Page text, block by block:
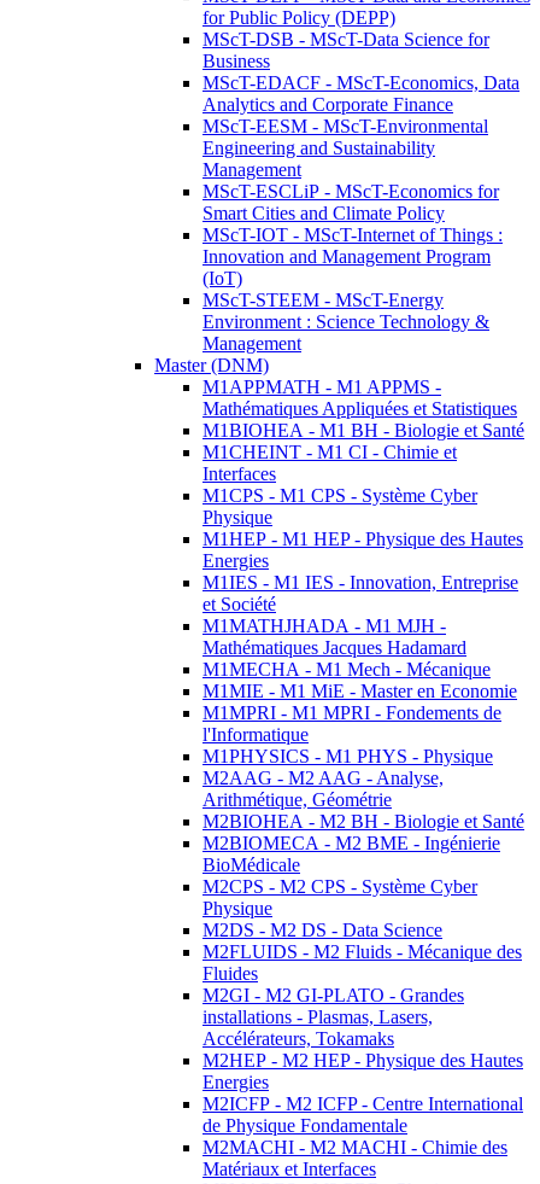
for Public Policy (DEPP)
MScT-DSB - MScT-Data Science for
Business
MScT-EDACF - MScT-Economics, Data
Analytics and Corporate Finance
MScT-EESM - MScT-Environmental
Engineering and Sustainability
Management
MScT-ESCLiP - MScT-Economics for
Smart Cities and Climate Policy
MScT-IOT - MScT-Internet of Things :
Innovation and Management Program
(IoT)
MScT-STEEM - MScT-Energy
Environment : Science Technology &
Management
Master (DNM)
M1APPMATH - M1 APPMS -
Mathématiques Appliquées et Statistiques
M1BIOHEA - M1 BH - Biologie et Santé
M1CHEINT - M1 CI - Chimie et
Interfaces
M1CPS - M1 CPS - Système Cyber
Physique
M1HEP - M1 HEP - Physique des Hautes
Energies
M1IES - M1 IES - Innovation, Entreprise
et Société
M1MATHJHADA - M1 MJH -
Mathématiques Jacques Hadamard
M1MECHA - M1 Mech - Mécanique
M1MIE - M1 MiE - Master en Economie
M1MPRI - M1 MPRI - Fondements de
l'Informatique
M1PHYSICS - M1 PHYS - Physique
M2AAG - M2 AAG - Analyse,
Arithmétique, Géométrie
M2BIOHEA - M2 BH - Biologie et Santé
M2BIOMECA - M2 BME - Ingénierie
BioMédicale
M2CPS - M2 CPS - Système Cyber
Physique
M2DS - M2 DS - Data Science
M2FLUIDS - M2 Fluids - Mécanique des
Fluides
M2GI - M2 GI-PLATO - Grandes
installations - Plasmas, Lasers,
Accélérateurs, Tokamaks
M2HEP - M2 HEP - Physique des Hautes
Energies
M2ICFP - M2 ICFP - Centre International
de Physique Fondamentale
M2MACHI - M2 MACHI - Chimie des
Matériaux et Interfaces